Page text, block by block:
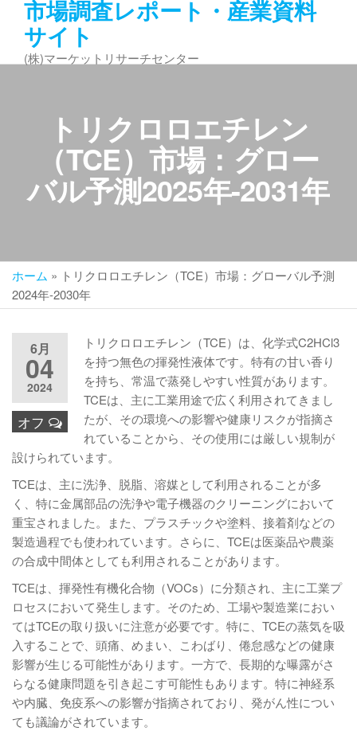
ン
市場調査レポート・産業資料
サイト
(株)マーケットリサーチセンター
トリクロロエチレン
（TCE）市場：グロー
バル予測2025年-2031年
ホーム » トリクロロエチレン（TCE）市場：グローバル予測
2024年-2030年
6月
04
2024
オフ
トリクロロエチレン（TCE）は、化学式C2HCl3
を持つ無色の揮発性液体です。特有の甘い香り
を持ち、常温で蒸発しやすい性質があります。
TCEは、主に工業用途で広く利用されてきまし
たが、その環境への影響や健康リスクが指摘さ
れていることから、その使用には厳しい規制が
設けられています。
TCEは、主に洗浄、脱脂、溶媒として利用されることが多
く、特に金属部品の洗浄や電子機器のクリーニングにおいて
重宝されました。また、プラスチックや塗料、接着剤などの
製造過程でも使われています。さらに、TCEは医薬品や農薬
の合成中間体としても利用されることがあります。
TCEは、揮発性有機化合物（VOCs）に分類され、主に工業プ
ロセスにおいて発生します。そのため、工場や製造業におい
てはTCEの取り扱いに注意が必要です。特に、TCEの蒸気を吸
入することで、頭痛、めまい、こわばり、倦怠感などの健康
影響が生じる可能性があります。一方で、長期的な曝露がさ
らなる健康問題を引き起こす可能性もあります。特に神経系
や内臓、免疫系への影響が指摘されており、発がん性につい
ても議論がされています。